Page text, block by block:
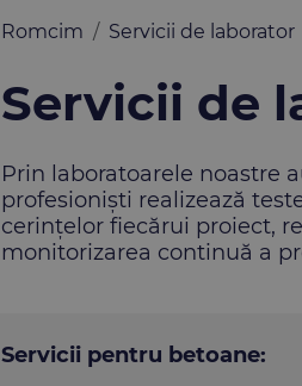
Romcim Servicii de laborator
Servicii de
Prin laboratoarele noastre
profesioniști realizează
cerințelor fiecărui proiect,
monitorizarea continuă a
Servicii pentru betoane: